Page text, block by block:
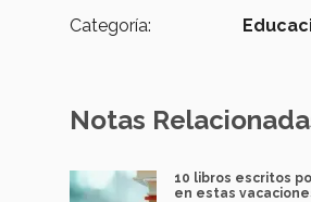
Categoría:
Notas
10 libros escritos
en estas